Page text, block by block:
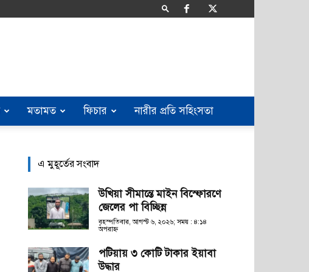
মতামত ফিচার নারীর প্রতি সহিংসতা
এ মুহূর্তের সংবাদ
উখিয়া সীমান্তে মাইন বিস্ফোরণে
জেলের পা বিচ্ছিন্ন
বৃহস্পতিবার, আগস্ট ৬, ২০২৬; সময় : ৪:১৪
অপরাহ্ণ
পটিয়ায় ৩ কোটি টাকার ইয়াবা
উদ্ধার